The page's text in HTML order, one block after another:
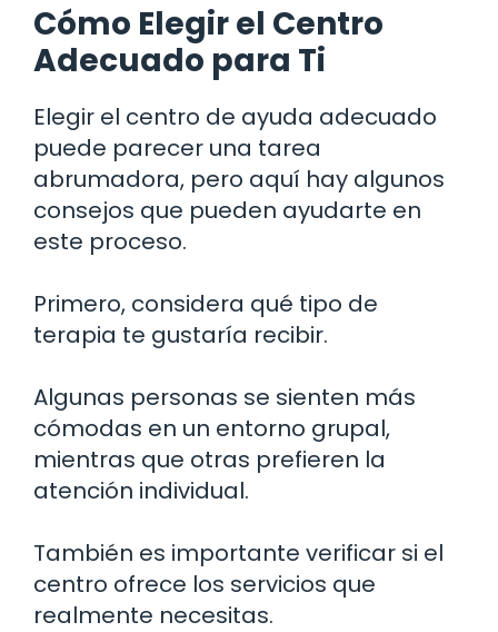
Cómo Elegir el Centro
Adecuado para Ti
Elegir el centro de ayuda adecuado
puede parecer una tarea
abrumadora, pero aquí hay algunos
consejos que pueden ayudarte en
este proceso.
Primero, considera qué tipo de
terapia te gustaría recibir.
Algunas personas se sienten más
cómodas en un entorno grupal,
mientras que otras prefieren la
atención individual.
También es importante verificar si el
centro ofrece los servicios que
realmente necesitas.